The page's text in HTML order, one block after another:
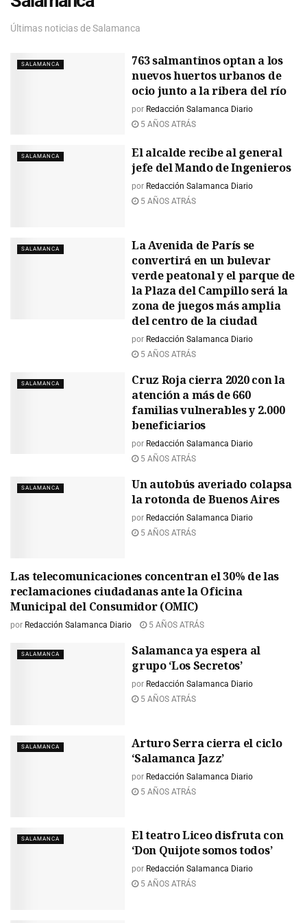
Últimas noticias de Salamanca
SALAMANCA
763 salmantinos optan a los
nuevos huertos urbanos de
ocio junto a la ribera del río
por Redacción Salamanca Diario
5 AÑOS ATRÁS
SALAMANCA
El alcalde recibe al general
jefe del Mando de Ingenieros
por Redacción Salamanca Diario
5 AÑOS ATRÁS
SALAMANCA
La Avenida de París se
convertirá en un bulevar
verde peatonal y el parque de
la Plaza del Campillo será la
zona de juegos más amplia
del centro de la ciudad
por Redacción Salamanca Diario
5 AÑOS ATRÁS
SALAMANCA
Cruz Roja cierra 2020 con la
atención a más de 660
familias vulnerables y 2.000
beneficiarios
por Redacción Salamanca Diario
5 AÑOS ATRÁS
SALAMANCA
Un autobús averiado colapsa
la rotonda de Buenos Aires
por Redacción Salamanca Diario
5 AÑOS ATRÁS
SALAMANCA
Las telecomunicaciones concentran el 30% de las
reclamaciones ciudadanas ante la Oficina
Municipal del Consumidor (OMIC)
por Redacción Salamanca Diario 5 AÑOS ATRÁS
SALAMANCA
Salamanca ya espera al
grupo ‘Los Secretos’
por Redacción Salamanca Diario
5 AÑOS ATRÁS
SALAMANCA
Arturo Serra cierra el ciclo
‘Salamanca Jazz’
por Redacción Salamanca Diario
5 AÑOS ATRÁS
SALAMANCA
El teatro Liceo disfruta con
‘Don Quijote somos todos’
por Redacción Salamanca Diario
5 AÑOS ATRÁS